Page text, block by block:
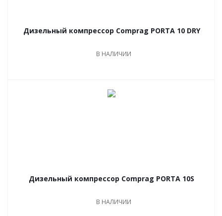
Дизельный компрессор Comprag PORTA 10 DRY
В НАЛИЧИИ
Дизельный компрессор Comprag PORTA 10S
В НАЛИЧИИ